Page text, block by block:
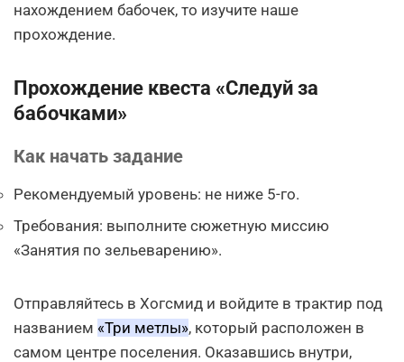
нахождением бабочек, то изучите наше
прохождение.
Прохождение квеста «Следуй за
бабочками»
Как начать задание
Рекомендуемый уровень: не ниже 5-го.
Требования: выполните сюжетную миссию
«Занятия по зельеварению».
Отправляйтесь в Хогсмид и войдите в трактир под
названием «Три метлы», который расположен в
самом центре поселения. Оказавшись внутри,